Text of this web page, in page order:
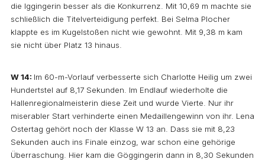
die Iggingerin besser als die Konkurrenz. Mit 10,69 m machte sie
schließlich die Titelverteidigung perfekt. Bei Selma Plocher
klappte es im Kugelstoßen nicht wie gewohnt. Mit 9,38 m kam
sie nicht über Platz 13 hinaus.
W 14: Im 60-m-Vorlauf verbesserte sich Charlotte Heilig um zwei
Hundertstel auf 8,17 Sekunden. Im Endlauf wiederholte die
Hallenregionalmeisterin diese Zeit und wurde Vierte. Nur ihr
miserabler Start verhinderte einen Medaillengewinn von ihr. Lena
Ostertag gehört noch der Klasse W 13 an. Dass sie mit 8,23
Sekunden auch ins Finale einzog, war schon eine gehörige
Überraschung. Hier kam die Göggingerin dann in 8,30 Sekunden